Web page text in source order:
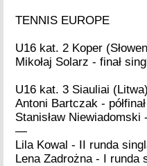
TENNIS EUROPE
U16 kat. 2 Koper
Mikołaj Solarz - finał
U16 kat. 3 Siauliai (Litwa)
Antoni Bartczak -
Stanisław
—
Lila Kowal - II runda
Lena Zadrożna - I runda